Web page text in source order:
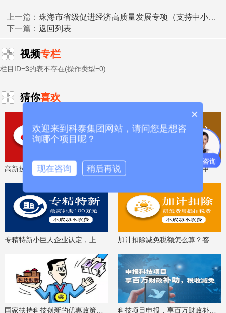
上一篇：珠海市省级促进经济高质量发展专项（支持中小企业数字化转型）“小快轻准”数字化转型项目（第九批）入库储备项目的公示
下一篇：返回列表
视频专栏
栏目ID=3的表不存在(操作类型=0)
猜你喜欢
高新技术企业认定，免费评估，通过后再收费 省工程技术研究中心，专业申报、指导培训
加计扣除减免税额怎么算？答疑解惑、咨询培训
国家扶持科技创新的优惠政策，索取资料、解读政策 科技项目申报，享百万财政补贴，减免40%所得税
×
欢迎来到科泰集团网站，请问您是想咨
询哪个项目呢？
现在咨询 稍后再说